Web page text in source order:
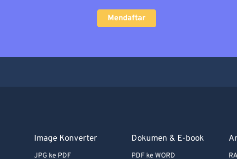
Mendaftar
Image Konverter
JPG ke PDF
Dokumen & E-book
PDF ke WORD